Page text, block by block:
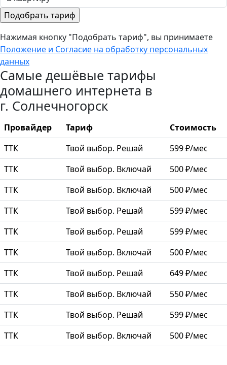
Нажимая кнопку "Подобрать тариф", вы принимаете
Положение и Согласие на обработку персональных
данных
Самые дешёвые тарифы
домашнего интернета в
г. Солнечногорск
Провайдер Тариф
Стоимость
ТТК
Твой выбор. Решай
599 ₽/мес
ТТК
Твой выбор. Включай
500 ₽/мес
ТТК
Твой выбор. Включай
500 ₽/мес
ТТК
Твой выбор. Решай
599 ₽/мес
ТТК
Твой выбор. Решай
599 ₽/мес
ТТК
Твой выбор. Включай
500 ₽/мес
ТТК
Твой выбор. Решай
649 ₽/мес
ТТК
Твой выбор. Включай
550 ₽/мес
ТТК
Твой выбор. Решай
599 ₽/мес
ТТК
Твой выбор. Включай 500 ₽/мес